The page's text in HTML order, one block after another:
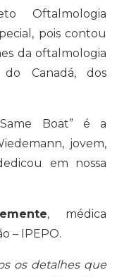
Oftalmologia
pois contou
da oftalmologia
Canadá, dos
Boat” é a
jovem,
em nossa
, médica
– IPEPO.
os detalhes que